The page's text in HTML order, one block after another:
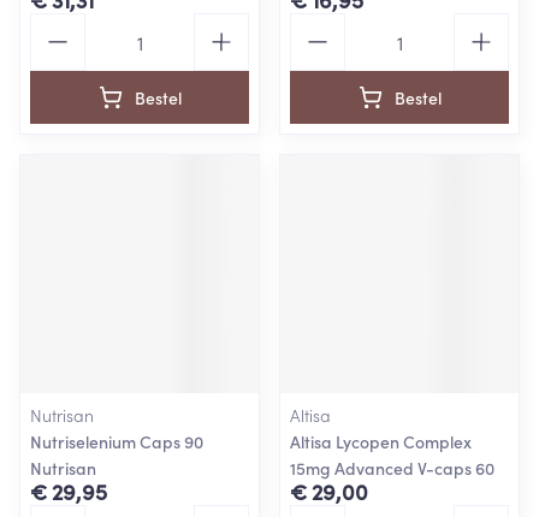
Bestel Bestel
Nutrisan
Nutriselenium Caps 90
Nutrisan
€ 29,95
Altisa
Altisa Lycopen Complex
15mg Advanced V-caps 60
€ 29,00